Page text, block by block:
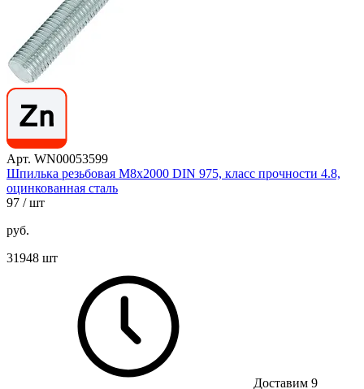
Арт. WN00053599
Шпилька резьбовая М8х2000 DIN 975, класс прочности 4.8,
оцинкованная сталь
97 / шт
руб.
31948 шт
Доставим 9